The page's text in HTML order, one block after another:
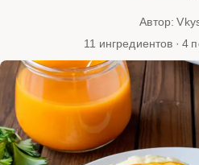
Автор:
11 ингредиентов · 4